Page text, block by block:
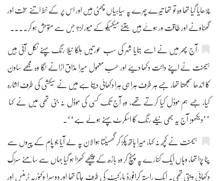
چڑھایا گیا تھا وہ تو تھا تیرے چہرے پہ سیاہیاں چھٹی ہیں اور اس پر کے خط اتنے سخت اور
گھناؤنے اور طاقت ور ہوئے ہیں جتنے میکسیکو کے میورلز؟ جس سے متوحش ہو کر....
آج پھر میں نے اسے بتایا شہر کی سب عورتیں ہلکا نیلا رنگ پہنے نکل آئی ہیں
ہیمنت نے اپنے دانت دکھا دیئے اور حسب معمول میرا مذاق اڑانے لگا وہ مجھے ساون
کا اندھا سمجھتا تھا، جسے ہر طرف ہرا ہی ہرا دکھائی دیتا ہے میں نے سیکشی کی طرف اشارہ
کیا، جسے ہم موڈل کیا کرتے تھے، وہ آج تک کسی کی موڈل نہ بنی تھی میں نے کہا
’’دیکھو! آج یہ بھی نیلے رنگ کا اسکرٹ پہنے ہوئے ہے‘‘۔
ہیمنت نے کچھ نہ کہا، میرا ہاتھ پکڑ کر گھسیٹتا ہوا لان پہ لے آیا جو پام کے پیروں سے
پٹا پڑا تھا، وہاں ایک کنارے پہ پہنچ کر وہ باڑھ کے پیچھے کھڑا ہو گیا جہاں سے سامنے سڑک
دکھائی دیتی تھی۔ ایک راستہ کرافورڈ مارکیٹ کی طرف جاتا تھا اور دوسرا وکٹوریہ ٹرمنس اور